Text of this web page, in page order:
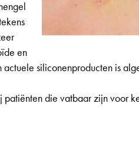
en
siliconenproducten is
die vatbaar zijn voor